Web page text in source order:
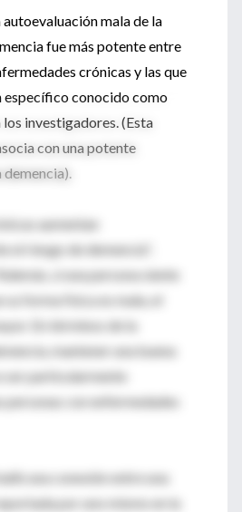
mala de la
fue más potente entre
crónicas y las que
específico conocido como
investigadores. (Esta
con una potente
aumentan
el riesgo de demencia",
si una persona siente
forma física es mala, el
En términos de la
mantener una buena
ser particularmente
personas con enfermedades
una conexión entre una
por uno mismo en la